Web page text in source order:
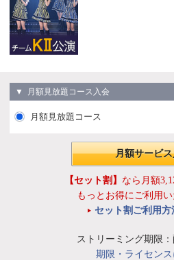
▼ 月額見放題コース入会
月額見放題コース
月額サービ
【セット割】 なら月額
もっとお得にご利用い
セット割ご利用方
ストリーミング期限
期限・ライセン